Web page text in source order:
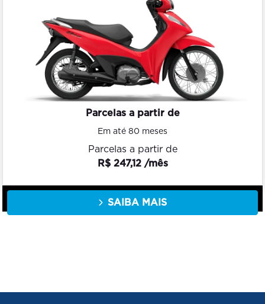
Parcelas a partir de
Em até 80 meses
Parcelas a partir de
R$ 247,12 /mês
SAIBA MAIS